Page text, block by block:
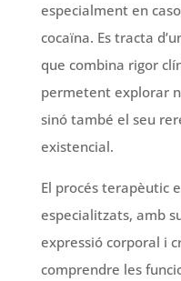
especialment en
cocaïna. Es tracta
que combina rigor
permetent explorar
sinó també el seu
existencial.
El procés terapèutic
especialitzats, amb
expressió corporal i
comprendre les